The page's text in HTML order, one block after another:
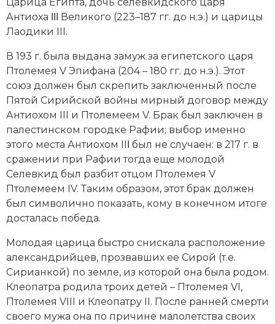
Генеалогия, геральдика
Государство и право
Европа
Империи
Историческая география и топонимика
История материальной и духовной культуры
История международных отношений
История, философия, теория и методология
исторического знания
Латинская Америка
Новая история
Новейшая история
Антиоха ΙΙΙ Великого (223–187 гг. до н.э.) и царицы
Лаодики III.
В 193 г. была выдана замуж за египетского царя
Птолемея V Эпифана (204 – 180 гг. до н.э.). Этот
союз должен был скрепить заключенный после
Пятой Сирийской войны мирный договор между
Антиохом III и Птолемеем V. Брак был заключен в
палестинском городке Рафии; выбор именно
этого места Антиохом IIΙ был не случаен: в 217 г. в
сражении при Рафии тогда еще молодой
Селевкид был разбит отцом Птолемея V
Птолемеем IV. Таким образом, этот брак должен
был символично показать, кому в конечном итоге
досталась победа.
Молодая царица быстро снискала расположение
александрийцев, прозвавших ее Сирой (т.е.
Сирианкой) по земле, из которой она была родом.
Клеопатра родила троих детей – Птолемея VI,
Птолемея VIII и Клеопатру II. После ранней смерти
своего мужа она по причине малолетства своих